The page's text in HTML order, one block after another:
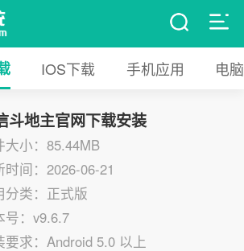
IOS下载 手机应用 电
斗地主官网下载安装
大小：85.44MB
时间：2026-06-21
分类：正式版
号：v9.6.7
要求：Android 5.0 以上